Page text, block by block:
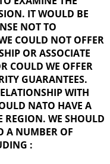
IT WOULD BE
NOT TO
COULD NOT OFFER
OR ASSOCIATE
COULD WE OFFER
GUARANTEES.
WITH
NATO HAVE A
REGION. WE SHOULD
A NUMBER OF
: